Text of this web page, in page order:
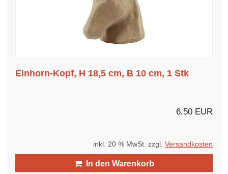
Einhorn-Kopf, H 18,5 cm, B 10 cm, 1 Stk
6,50 EUR
inkl. 20 % MwSt. zzgl. Versandkosten
In den Warenkorb